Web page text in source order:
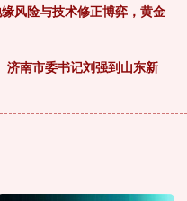
风险与技术修正博弈，黄金
济南市委书记刘强到山东新